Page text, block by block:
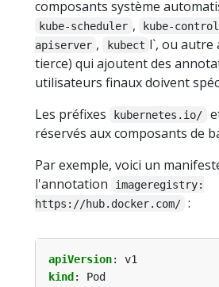
composants système
kube-scheduler , kube-
apiserver , kubect l`, ou
tierce) qui ajoutent des
utilisateurs finaux doivent
Les préfixes
kubernetes.io/
réservés aux composants de
Par exemple, voici un
l'annotation
imageregistry:
https://hub.docker.com/ :
apiVersion:
v1
kind :
Pod